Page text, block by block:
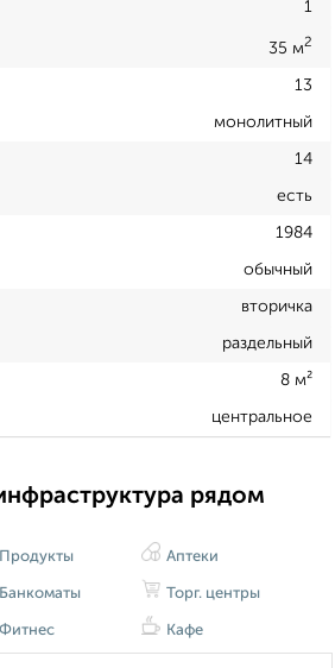
1
35 м2
13
монолитный
14
есть
1984
обычный
вторичка
раздельный
8 м²
центральное
рядом
Продукты
Банкоматы
Фитнес
Аптеки
Торг. центры
Кафе